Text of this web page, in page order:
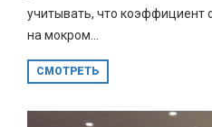
учитывать, что коэффициент
на мокром...
СМОТРЕТЬ